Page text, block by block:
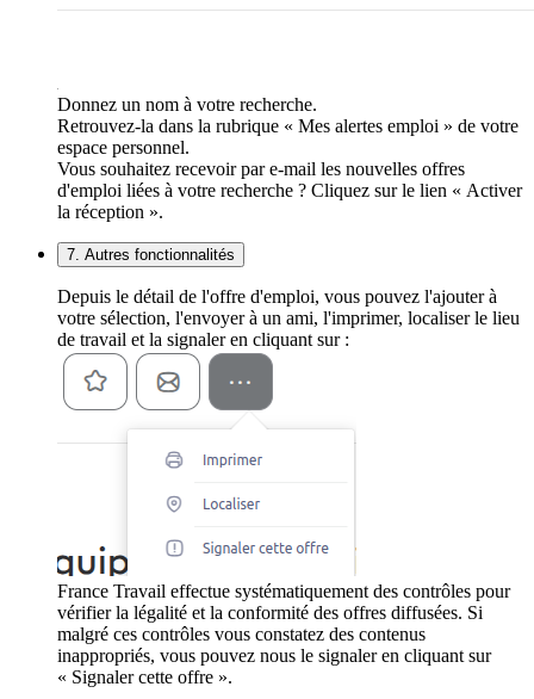
Donnez un nom à votre recherche.
Retrouvez-la dans la rubrique « Mes alertes emploi » de votre
espace personnel.
Vous souhaitez recevoir par e-mail les nouvelles offres
d'emploi liées à votre recherche ? Cliquez sur le lien « Activer
la réception ».
7. Autres fonctionnalités
Depuis le détail de l'offre d'emploi, vous pouvez l'ajouter à
votre sélection, l'envoyer à un ami, l'imprimer, localiser le lieu
de travail et la signaler en cliquant sur :
France Travail effectue systématiquement des contrôles pour
vérifier la légalité et la conformité des offres diffusées. Si
malgré ces contrôles vous constatez des contenus
inappropriés, vous pouvez nous le signaler en cliquant sur
« Signaler cette offre ».